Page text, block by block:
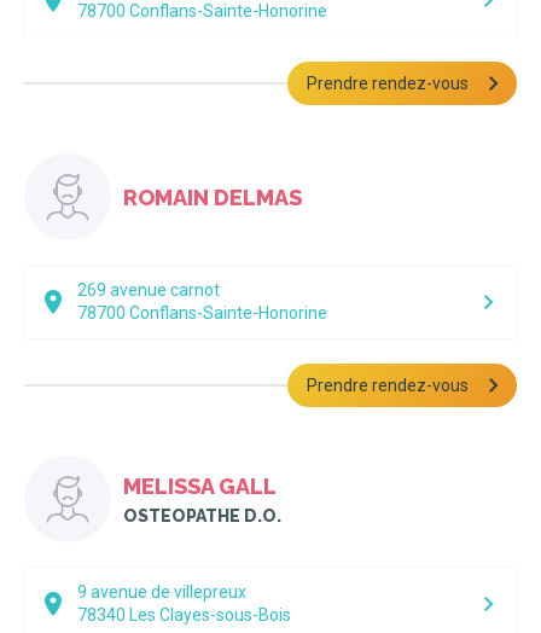
78700 Conflans-Sainte-Honorine
Prendre rendez-vous
ROMAIN DELMAS
269 avenue carnot
78700 Conflans-Sainte-Honorine
Prendre rendez-vous
MELISSA GALL
OSTEOPATHE D.O.
9 avenue de villepreux
78340 Les Clayes-sous-Bois